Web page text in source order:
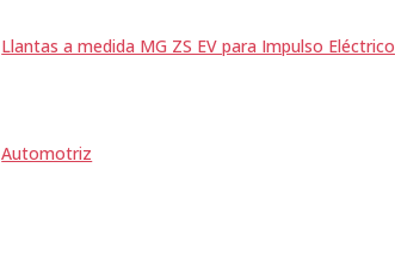
Llantas a medida MG ZS EV para Impulso Eléctrico
Automotriz